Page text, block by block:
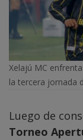
Xelajú MC
la tercera jornada
Luego de
Torneo